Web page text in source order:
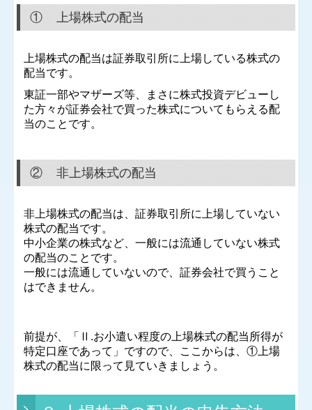
① 上場株式の配当
上場株式の配当は証券取引所に上場している株式の
配当です。
東証一部やマザーズ等、まさに株式投資デビューし
た方々が証券会社で買った株式についてもらえる配
当のことです。
② 非上場株式の配当
非上場株式の配当は、証券取引所に上場していない
株式の配当です。
中小企業の株式など、一般には流通していない株式
の配当のことです。
一般には流通していないので、証券会社で買うこと
はできません。
前提が、「Ⅱ .お小遣い程度の上場株式の配当所得が
特定口座であって」ですので、ここからは、①上場
株式の配当に限って見ていきましょう。